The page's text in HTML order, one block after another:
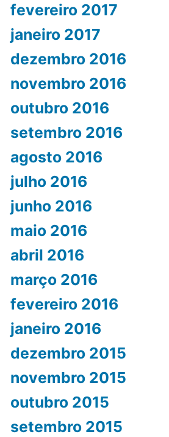
fevereiro 2017
janeiro 2017
dezembro 2016
novembro 2016
outubro 2016
setembro 2016
agosto 2016
julho 2016
junho 2016
maio 2016
abril 2016
março 2016
fevereiro 2016
janeiro 2016
dezembro 2015
novembro 2015
outubro 2015
setembro 2015